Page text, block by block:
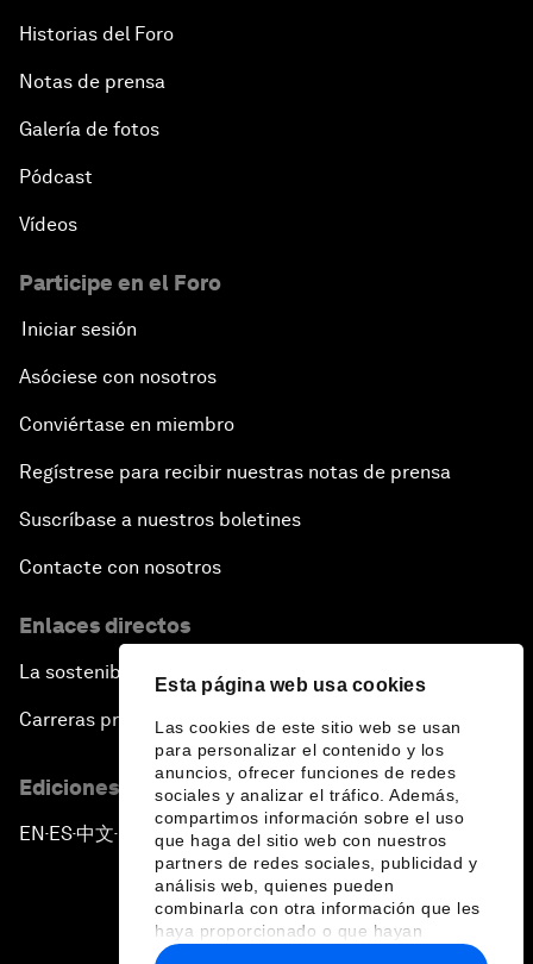
Esta página web usa cookies
Las cookies de este sitio web se usan
para personalizar el contenido y los
anuncios, ofrecer funciones de redes
sociales y analizar el tráfico. Además,
compartimos información sobre el uso
que haga del sitio web con nuestros
partners de redes sociales, publicidad y
análisis web, quienes pueden
combinarla con otra información que les
haya proporcionado o que hayan
recopilado a partir del uso que haya
Historias del Foro
Notas de prensa
Galería de fotos
Pódcast
Vídeos
Participe en el Foro
Iniciar sesión
Asóciese con nosotros
Conviértase en miembro
Regístrese para recibir nuestras notas de prensa
Suscríbase a nuestros boletines
Contacte con nosotros
Enlaces directos
La sostenibilidad en el Foro
Carreras profesionales
Ediciones en otros idiomas
EN ▪ES▪中文▪ 日本語